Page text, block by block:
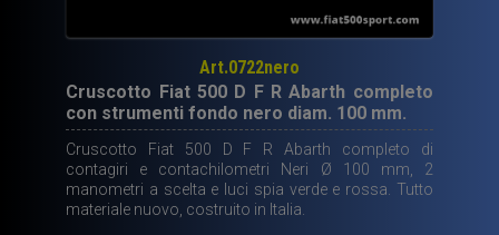
Art.0722nero
Cruscotto Fiat 500 D F R Abarth completo
con strumenti fondo nero diam. 100 mm.
Cruscotto Fiat 500 D F R Abarth completo di
contagiri e contachilometri Neri Ø 100 mm, 2
manometri a scelta e luci spia verde e rossa. Tutto
materiale nuovo, costruito in Italia.